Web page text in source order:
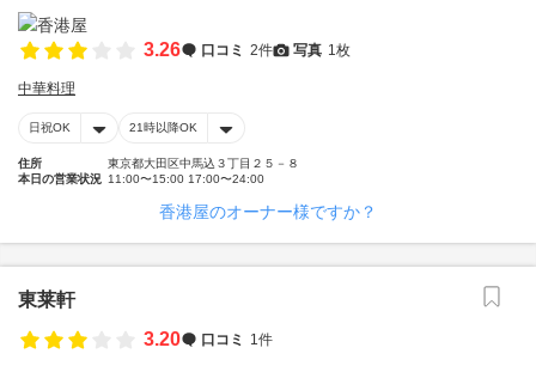
3.26 口コミ 2件 写真 1枚
中華料理
日祝OK 21時以降OK
住所
東京都大田区中馬込３丁目２５－８
本日の営業状況 11:00〜15:00 17:00〜24:00
香港屋のオーナー様ですか？
東莱軒
3.20
口コミ 1件